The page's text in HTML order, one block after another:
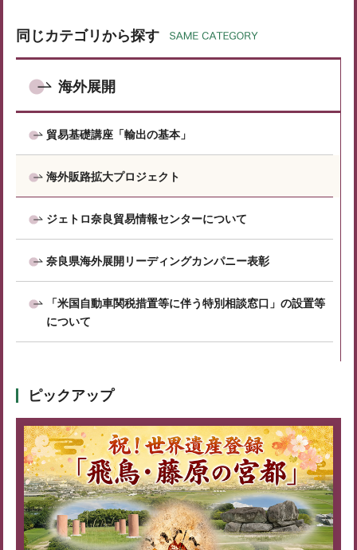
同じカテゴリから探す
海外展開
貿易基礎講座「輸出の基本」
海外販路拡大プロジェクト
ジェトロ奈良貿易情報センターについて
奈良県海外展開リーディングカンパニー表彰
「米国自動車関税措置等に伴う特別相談窓口」の設置等
について
ピックアップ